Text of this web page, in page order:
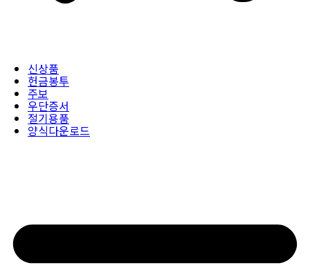
신상품
헌금봉투
주보
우단증서
절기용품
양식다운로드